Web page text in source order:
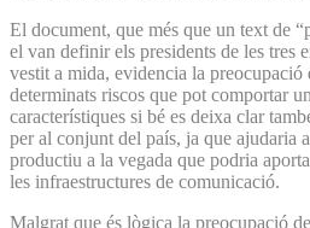
El document, que més que un text de
el van definir els presidents de les tres
vestit a mida, evidencia la
determinats riscos que pot comportar
característiques si bé es deixa clar
per al conjunt del país, ja que ajudaria
productiu a la vegada que podria
les infraestructures de comunicació.
Malgrat que és lògica la preocupació